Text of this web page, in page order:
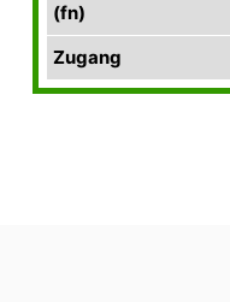
(fn)
Zugang